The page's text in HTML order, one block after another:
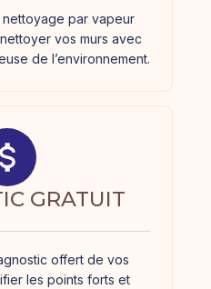
par vapeur
vos murs avec
de l’environnement.
GRATUIT
offert de vos
les points forts et